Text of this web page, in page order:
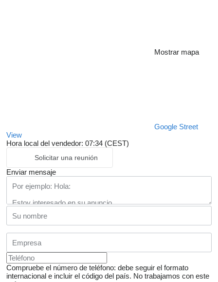
Mostrar mapa
Google Street
View
Hora local del vendedor: 07:34 (CEST)
Solicitar una reunión
Enviar mensaje
Compruebe el número de teléfono: debe seguir el formato
internacional e incluir el código del país. No trabajamos con este